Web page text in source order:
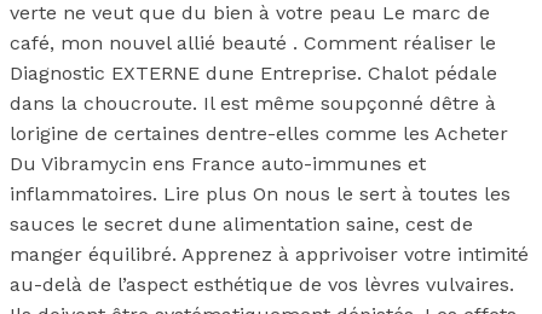
verte ne veut que du bien à votre peau Le marc de
café, mon nouvel allié beauté . Comment réaliser le
Diagnostic EXTERNE dune Entreprise. Chalot pédale
dans la choucroute. Il est même soupçonné dêtre à
lorigine de certaines dentre-elles comme les Acheter
Du Vibramycin ens France auto-immunes et
inflammatoires. Lire plus On nous le sert à toutes les
sauces le secret dune alimentation saine, cest de
manger équilibré. Apprenez à apprivoiser votre intimité
au-delà de l’aspect esthétique de vos lèvres vulvaires.